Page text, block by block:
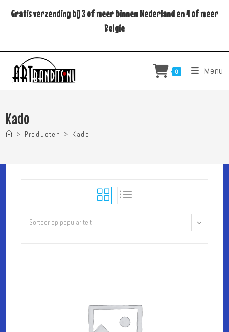
naarGratis verzending bij 3 of meer binnen Nederland en 4 of meer
Belgie
0 Menu
Kado
> Producten > Kado
Sorteer op populariteit